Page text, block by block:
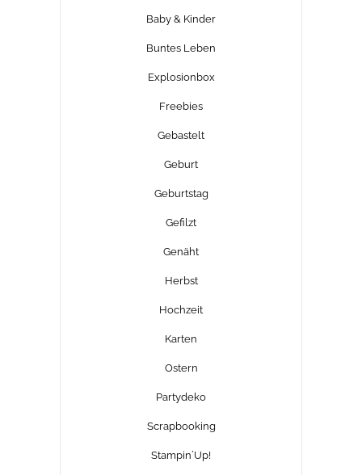
Baby & Kinder
Buntes Leben
Explosionbox
Freebies
Gebastelt
Geburt
Geburtstag
Gefilzt
Genäht
Herbst
Hochzeit
Karten
Ostern
Partydeko
Scrapbooking
Stampin´Up!